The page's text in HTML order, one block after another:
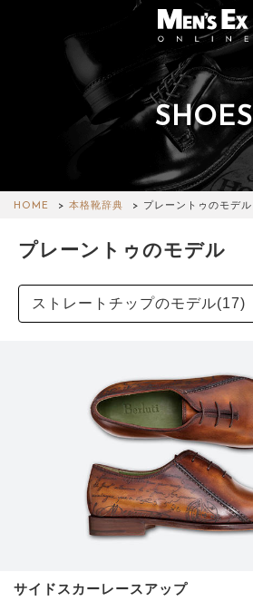
SHOES
HOME 本格靴辞典 プレーントゥのモデル
プレーントゥのモデル
サイドスカーレースアップ
WATCH
CAR&BIKE
COLUMN
ABOUT SITE
サイトマップ